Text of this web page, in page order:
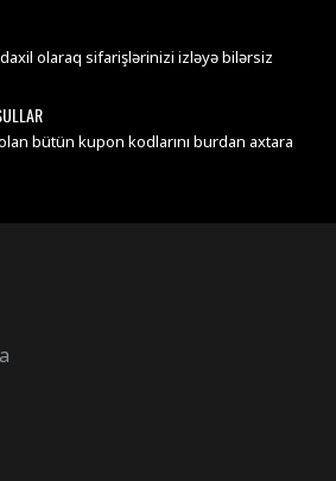
daxil olaraq sifarişlərinizi izləyə bilərsiz
olan bütün kupon kodlarını burdan axtara